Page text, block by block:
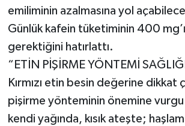
emiliminin azalmasına yol
Günlük kafein tüketiminin 400
gerektiğini hatırlattı.
“ETİN PİŞİRME YÖNTEMİ
Kırmızı etin besin değerine dikkat
pişirme yönteminin önemine vurgu
kendi yağında, kısık ateşte;